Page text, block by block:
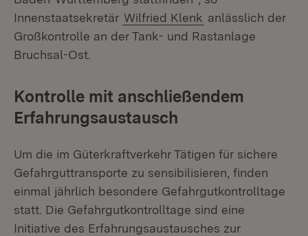
Innenstaatsekretär Wilfried Klenk anlässlich der
Großkontrolle an der Tank- und Rastanlage
Bruchsal-Ost.
Kontrolle mit anschließendem
Erfahrungsaustausch
Um die im Güterkraftverkehr Tätigen für sichere
Gefahrguttransporte zu sensibilisieren, finden
einmal jährlich besondere Gefahrgutkontrolltage
statt. Die Gefahrgutkontrolltage sind eine
Initiative des Erfahrungsaustausches zur